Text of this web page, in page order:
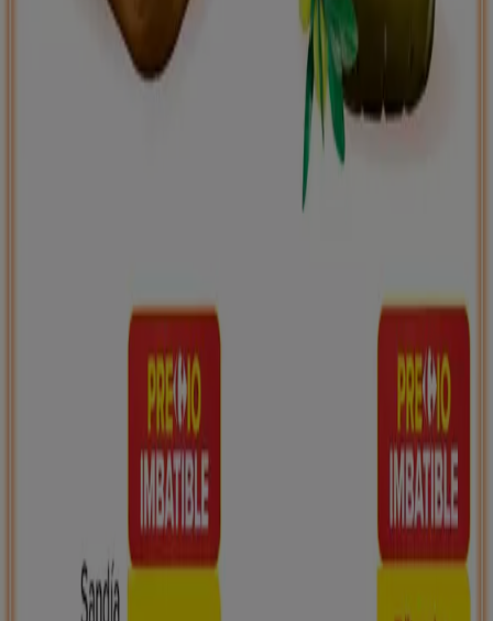
Tiendeo forma parte de Shopfully, la empresa
tecnológica que está reinventando las compras locales
en todo el mundo.
¿Qué hacemos?
Soluciones para empresas
Noticias y prensa
Trabaja con nosotros